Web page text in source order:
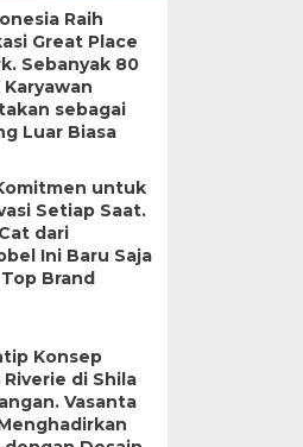
Raih
Great Place
Sebanyak 80
sebagai
Luar Biasa
untuk
Setiap Saat.
dari
Ini Baru Saja
Brand
Konsep
di Shila
Vasanta